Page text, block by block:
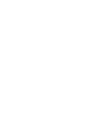
El problema
impuesto, toda
retirar el
efectiva, su
expensar de lo
votos de Junts